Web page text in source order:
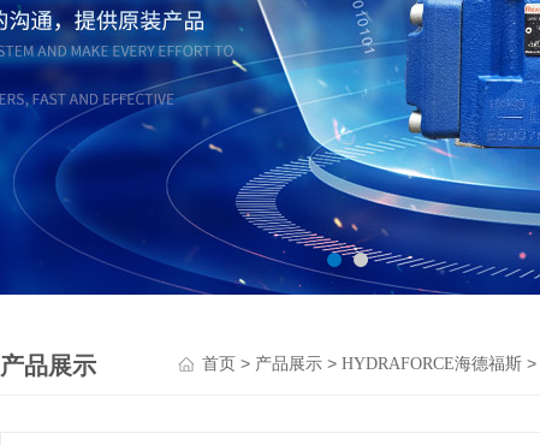
产品展示 首页> 产品展示> HYDRAFORCE海德福斯>